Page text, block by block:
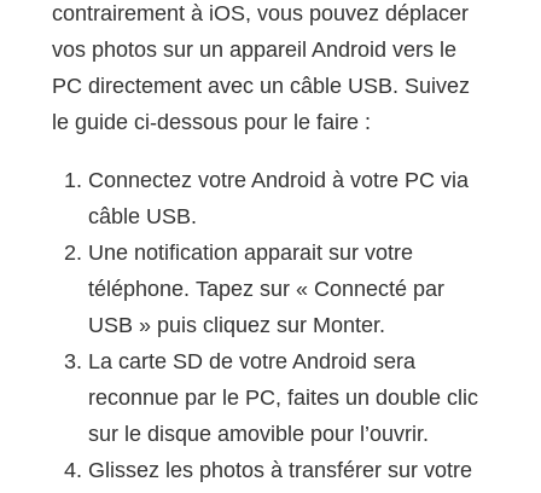
contrairement à iOS, vous pouvez déplacer
vos photos sur un appareil Android vers le
PC directement avec un câble USB. Suivez
le guide ci-dessous pour le faire :
Connectez votre Android à votre PC via
câble USB.
Une notification apparait sur votre
téléphone. Tapez sur « Connecté par
USB » puis cliquez sur Monter.
La carte SD de votre Android sera
reconnue par le PC, faites un double clic
sur le disque amovible pour l’ouvrir.
Glissez les photos à transférer sur votre